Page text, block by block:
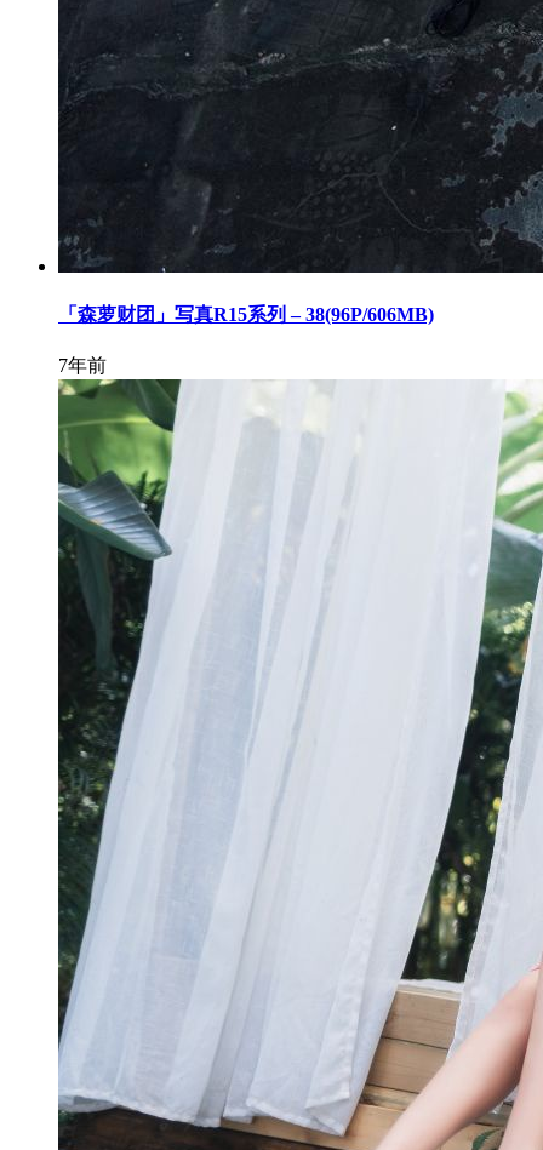
「森萝财团」写真R15系列 – 38(96P/606MB)
7年前